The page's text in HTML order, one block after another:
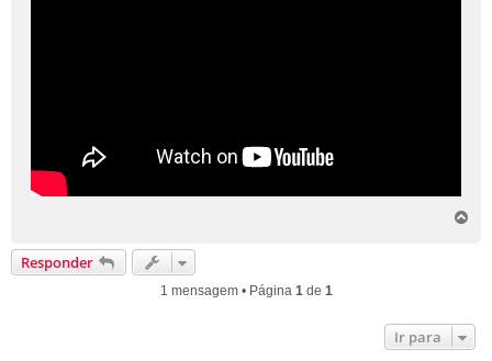
a
Responder
1 mensagem • Página 1de 1
Ir para